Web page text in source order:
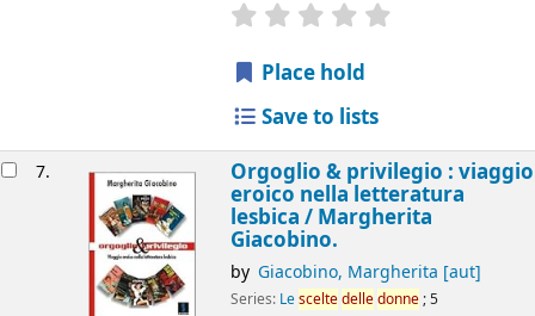
star rating
Place hold
Save to lists
7. Orgoglio & privilegio : viaggio
eroico nella letteratura
lesbica / Margherita
Giacobino.
by Giacobino, Margherita [aut]
Series: Lesceltedelledonne; 5